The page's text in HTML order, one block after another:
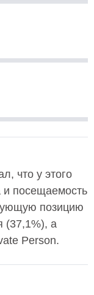
что у этого
и посещаемость
позицию
(37,1%), а
Person.